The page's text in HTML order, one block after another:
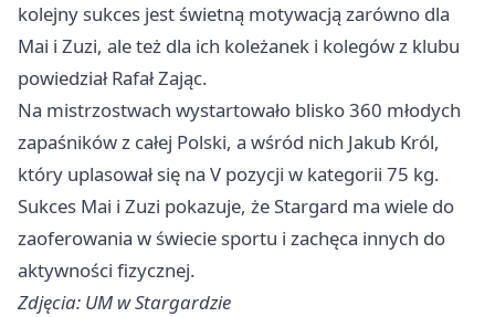
kolejny sukces jest świetną motywacją zarówno dla
Mai i Zuzi, ale też dla ich koleżanek i kolegów z klubu
powiedział Rafał Zając.
Na mistrzostwach wystartowało blisko 360 młodych
zapaśników z całej Polski, a wśród nich Jakub Król,
który uplasował się na V pozycji w kategorii 75 kg.
Sukces Mai i Zuzi pokazuje, żeStargard ma wiele do
zaoferowania w świecie sportu i zachęca innych do
aktywności fizycznej.
Zdjęcia: UM w Stargardzie